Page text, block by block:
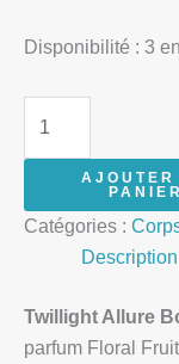
Disponibilité : 3
AJOUTER
PANIER
Catégories :
Description
Twillight Allure
parfum Floral